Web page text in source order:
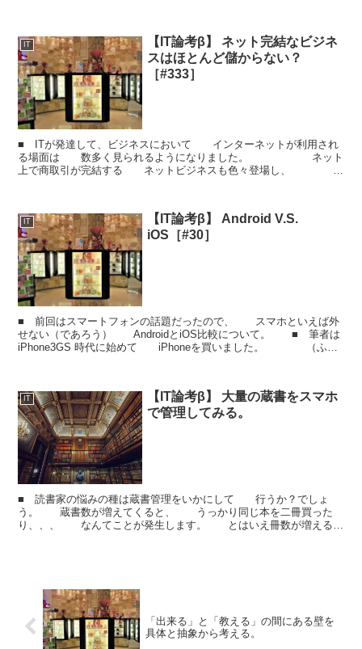
IT
【IT論考β】 ネット完結なビジネ
スはほとんど儲からない？
［#333］
■ ITが発達して、ビジネスにおいて インターネットが利用され
る場面は 数多く見られるようになりました。 ネット
上で商取引が完結する ネットビジネスも色々登場し、
IT
【IT論考β】 Android V.S.
iOS［#30］
■ 前回はスマートフォンの話題だったので、 スマホといえば外
せない（であろう） AndroidとiOS比較について。 ■ 筆者は
iPhone3GS 時代に始めて iPhoneを買いました。 （ふら
IT
【IT論考β】 大量の蔵書をスマホ
で管理してみる。
■ 読書家の悩みの種は蔵書管理をいかにして 行うか？でしょ
う。 蔵書数が増えてくると、 うっかり同じ本を二冊買った
り、、、 なんてことが発生します。 とはいえ冊数が増えるほ
「出来る」と「教える」の間にある壁を
具体と抽象から考える。